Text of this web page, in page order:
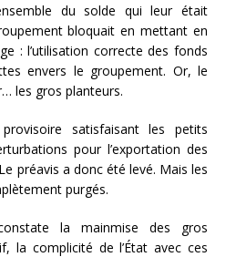
du solde qui leur était
bloquait en mettant en
: l’utilisation correcte des fonds
envers le groupement. Or, le
les gros planteurs.
satisfaisant les petits
pour l’exportation des
préavis a donc été levé. Mais les
purgés.
la mainmise des gros
la complicité de l’État avec ces